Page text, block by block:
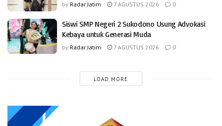
by Radar Jatim 7 AGUSTUS 2026 0
Siswi SMP Negeri 2 Sukodono Usung Advokasi
Kebaya untuk Generasi Muda
by Radar Jatim 7 AGUSTUS 2026 0
LOAD MORE